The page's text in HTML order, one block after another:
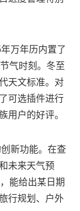
万年历内置了
气时刻。冬至
天文标准。对
可选插件进行
用户的好评。
新功能。在查
未来天气预
能给出某日期
行规划、户外